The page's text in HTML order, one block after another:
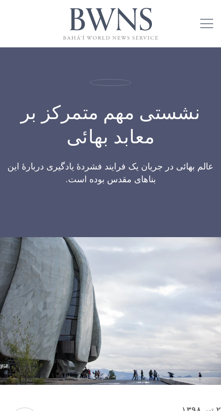
نشستی مهم متمرکز بر
معابد بهائی
عالم بهائی در جریان یک فرایند ‌‌فشردهٔ یادگیری دربارهٔ این
بناهای مقدس بوده است.